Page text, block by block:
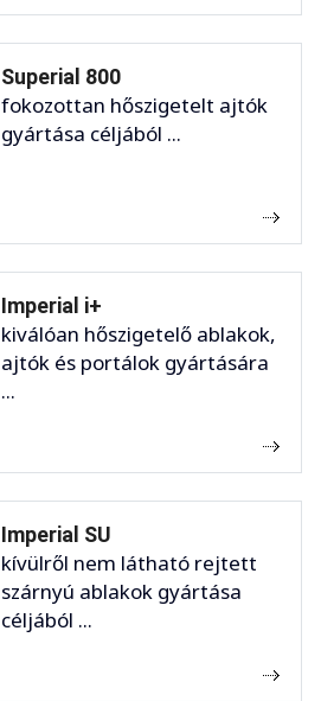
Superial 800
fokozottan hőszigetelt ajtók
gyártása céljából ...
Imperial i+
kiválóan hőszigetelő ablakok,
ajtók és portálok gyártására
...
Imperial SU
kívülről nem látható rejtett
szárnyú ablakok gyártása
céljából ...